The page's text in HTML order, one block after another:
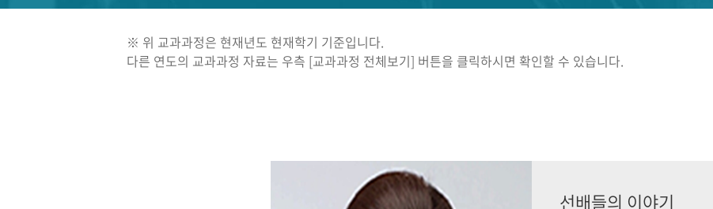
※ 위 교과과정은 현재년도 현재학기 기준입니다.
다른 연도의 교과과정 자료는 우측 [교과과정 전체보기] 버튼을 클릭하시면 확인할 수 있습니다.
선배들의 이야기